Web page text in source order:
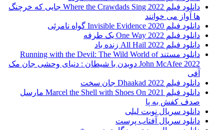
دانلود فیلم Where the Crawdads Sing 2022 جایی که خرچنگ
ها آواز می خوانند
دانلود فیلم 2020 Invisible Evidence گواه نامرئی
دانلود فیلم One Way 2022 یک طرفه
دانلود فیلم All Hail 2022 زنده باد
دانلود مستند Running with the Devil: The Wild World of
John McAfee 2022 دویدن با شیطان : دنیای وحشی جان مک
آفی
دانلود فیلم Dhaakad 2022 جان سخت
دانلود فیلم Marcel the Shell with Shoes On 2021 مارسل
صدف کفش به پا
دانلود سریال نوبت لیلی
دانلود سریال آفتاب پرست